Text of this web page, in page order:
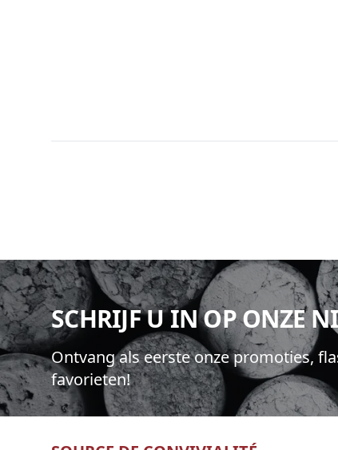
SCHRIJF U IN OP ONZE
Ontvang als eerste onze promoties,
favorieten!